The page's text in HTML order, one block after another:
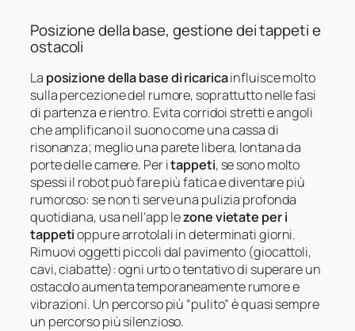
Posizione della base, gestione dei tappeti e
ostacoli
La posizione della base di ricaricainfluisce molto
sulla percezione del rumore, soprattutto nelle fasi
di partenza e rientro. Evita corridoi stretti e angoli
che amplificano il suono come una cassa di
risonanza; meglio una parete libera, lontana da
porte delle camere. Per itappeti, se sono molto
spessi il robot può fare più fatica e diventare più
rumoroso: se non ti serve una pulizia profonda
quotidiana, usa nell’app lezone vietate per i
tappetioppure arrotolali in determinati giorni.
Rimuovi oggetti piccoli dal pavimento (giocattoli,
cavi, ciabatte): ogni urto o tentativo di superare un
ostacolo aumenta temporaneamente rumore e
vibrazioni. Un percorso più “pulito” è quasi sempre
un percorso più silenzioso.